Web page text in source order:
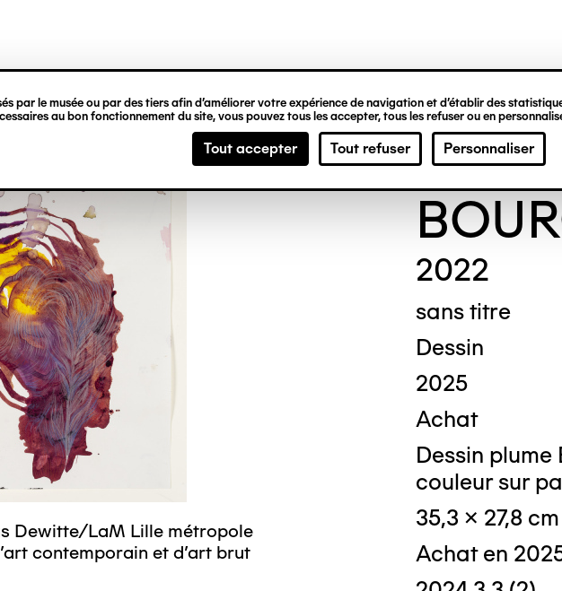
par le musée ou par des tiers afin d’améliorer votre expérience de navigation et d’établir des
au bon fonctionnement du site, vous pouvez tous les accepter, tous les refuser ou en
Tout accepter Tout refuser Personnaliser
Dewitte/LaM Lille métropole
contemporain et d’art brut
2022
sans titre
Dessin
2025
Achat
Dessin
couleur sur
35,3 x 27,8 cm
Achat en